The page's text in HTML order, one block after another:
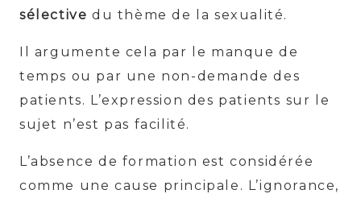
sélective du thème de la sexualité.
Il argumente cela par le manque de
temps ou par une non-demande des
patients. L’expression des patients sur le
sujet n’est pas facilité.
L’absence de formation est considérée
comme une cause principale. L’ignorance,